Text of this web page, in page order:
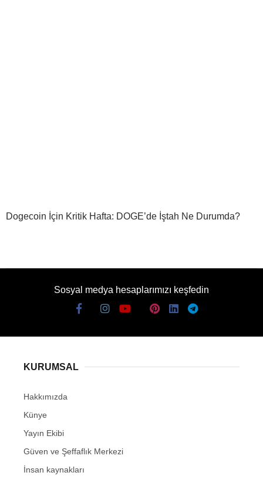
Dogecoin İçin Kritik Hafta: DOGE’de İştah Ne Durumda?
Sosyal medya hesaplarımızı keşfedin
KURUMSAL
Hakkımızda
Künye
Yayın Ekibi
Güven ve Şeffaflık Merkezi
İnsan kaynakları